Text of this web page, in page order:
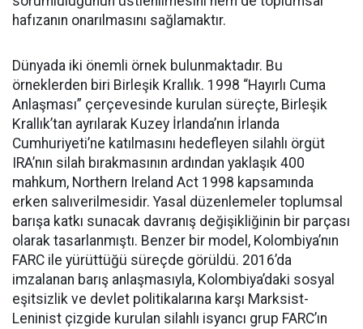
hafızanın onarılmasını sağlamaktır.
Dünyada iki önemli örnek bulunmaktadır. Bu
örneklerden biri Birleşik Krallık. 1998 “Hayırlı Cuma
Anlaşması” çerçevesinde kurulan süreçte, Birleşik
Krallık’tan ayrılarak Kuzey İrlanda’nın İrlanda
Cumhuriyeti’ne katılmasını hedefleyen silahlı örgüt
IRA’nın silah bırakmasının ardından yaklaşık 400
mahkum, Northern Ireland Act 1998 kapsamında
erken salıverilmesidir. Yasal düzenlemeler toplumsal
barışa katkı sunacak davranış değişikliğinin bir parçası
olarak tasarlanmıştı. Benzer bir model, Kolombiya’nın
FARC ile yürüttüğü süreçde görüldü. 2016’da
imzalanan barış anlaşmasıyla, Kolombiya’daki sosyal
eşitsizlik ve devlet politikalarına karşı Marksist-
Leninist çizgide kurulan silahlı isyancı grup FARC’ın